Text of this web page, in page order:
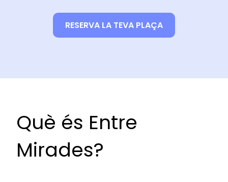
RESERVA LA TEVA PLAÇA
Què és Entre
Mirades?